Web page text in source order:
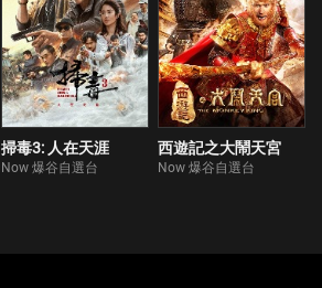
掃毒3: 人在天涯
Now 爆谷自選台
西遊記之大鬧天宮
Now 爆谷自選台